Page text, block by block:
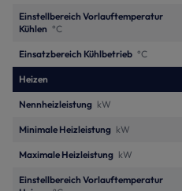
Einstellbereich Vorlauftemperatur
Kühlen °C
Einsatzbereich Kühlbetrieb °C
Heizen
Nennheizleistung kW
Minimale Heizleistung kW
Maximale Heizleistung kW
Einstellbereich Vorlauftemperatur